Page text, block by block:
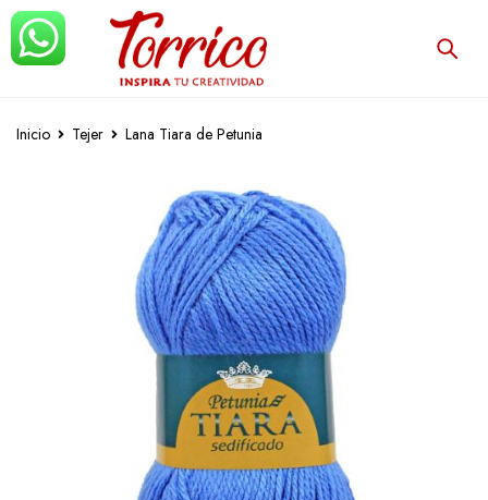
Inicio Tejer Lana Tiara de Petunia